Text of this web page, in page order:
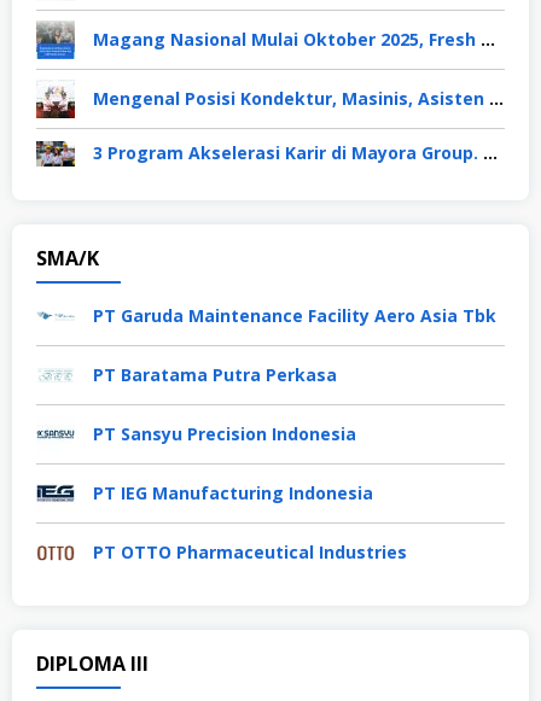
Magang Nasional Mulai Oktober 2025, Fresh Graduate Dapat Gaji UMP Selama 6 Bulan
Mengenal Posisi Kondektur, Masinis, Asisten PPKA, Pemeliharaan Sarana dan Prasarana, Polsuska (Polisi Khusus Kereta Api), di PT KAI
3 Program Akselerasi Karir di Mayora Group. Apa Saja? Berikut Penjelasannya
SMA/K
PT Garuda Maintenance Facility Aero Asia Tbk
PT Baratama Putra Perkasa
PT Sansyu Precision Indonesia
PT IEG Manufacturing Indonesia
PT OTTO Pharmaceutical Industries
DIPLOMA III